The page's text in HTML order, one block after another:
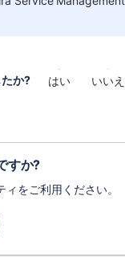
か? はい いいえ
すか?
をご利用ください。